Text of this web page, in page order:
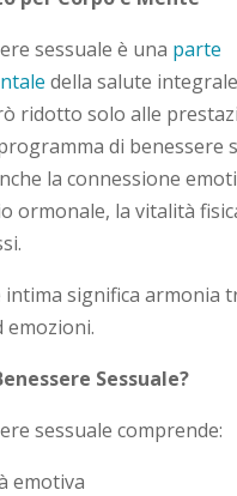
sessuale è una parte
della salute
ridotto solo alle
di benessere
la connessione
ormonale, la vitalità
intima significa armonia
emozioni.
Sessuale?
sessuale comprende:
emotiva